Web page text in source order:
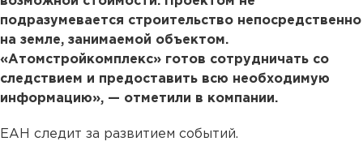
подразумевается строительство непосредственно
на земле, занимаемой объектом.
«Атомстройкомплекс» готов сотрудничать со
следствием и предоставить всю необходимую
информацию», — отметили в компании.
ЕАН следит за развитием событий.